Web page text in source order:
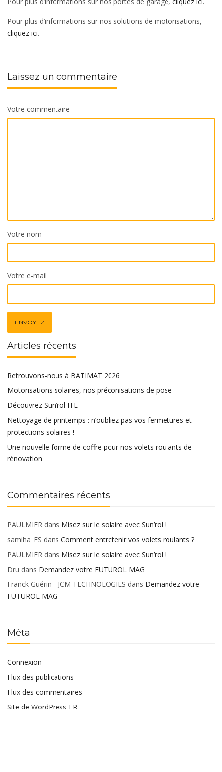
Pour plus d’informations sur nos solutions de motorisations,
cliquez ici.
Laissez un commentaire
Votre commentaire
Votre nom
Votre e-mail
Articles récents
Retrouvons-nous à BATIMAT 2026
Motorisations solaires, nos préconisations de pose
Découvrez Sun’rol ITE
Nettoyage de printemps : n’oubliez pas vos fermetures et
protections solaires !
Une nouvelle forme de coffre pour nos volets roulants de
rénovation
Commentaires récents
PAULMIER dans Misez sur le solaire avec Sun’rol !
samiha_FS dans Comment entretenir vos volets roulants ?
PAULMIER dans Misez sur le solaire avec Sun’rol !
Dru dans Demandez votre FUTUROL MAG
Franck Guérin - JCM TECHNOLOGIES dans Demandez votre
FUTUROL MAG
Méta
Connexion
Flux des publications
Flux des commentaires
Site de WordPress-FR